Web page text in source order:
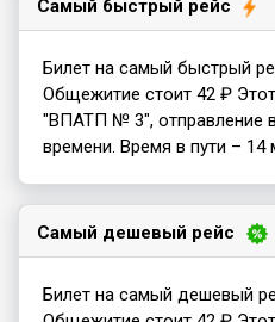
Самый быстрый рейс
Билет на самый быстрый
Общежитие стоит 42 ₽
"ВПАТП № 3", отправление
времени. Время в пути – 14
Самый дешевый рейс
Билет на самый дешевый